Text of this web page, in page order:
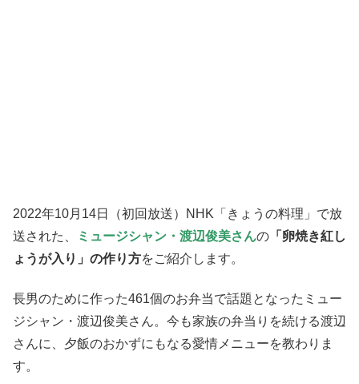
2022年10月14日（初回放送）NHK「きょうの料理」で放
送された、
ミュージシャン・渡辺俊美さんの 「卵焼き紅し
ょうが入り」の作り方をご紹介します。
長男のために作った461個のお弁当で話題となったミュー
ジシャン・渡辺俊美さん。今も家族の弁当りを続ける渡辺
さんに、夕飯のおかずにもなる愛情メニューを教わりま
す。